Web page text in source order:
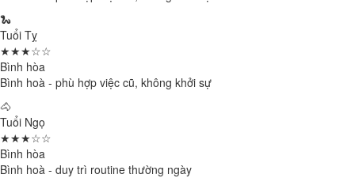
🐍
Tuổi Tỵ
★★★☆☆
Bình hòa
Bình hoà - phù hợp việc cũ, không khởi sự
🐴
Tuổi Ngọ
★★★☆☆
Bình hòa
Bình hoà - duy trì routine thường ngày